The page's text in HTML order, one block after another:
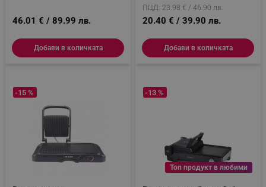
46.01 € / 89.99 лв.
Добави в количката
ПЦД: 23.98 € / 46.90 лв.
20.40 € / 39.90 лв.
Добави в количката
-15 %
Топ продукт в любими
-13 %